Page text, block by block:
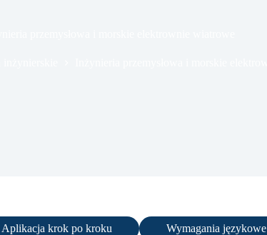
Aplikacja krok po kroku Wymagania językowe